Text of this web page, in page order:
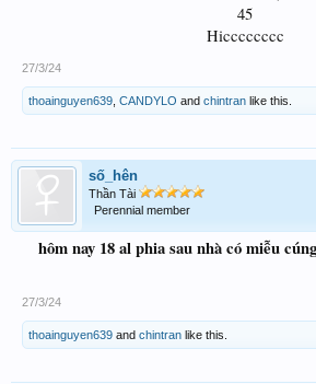
45
Hicccccccc
27/3/24
thoainguyen639 CANDYLO and chintran like this.
số_hên
Thần Tài
Perennial member
hôm nay 18 al phia sau nhà có miễu
27/3/24
thoainguyen639 and chintran like this.